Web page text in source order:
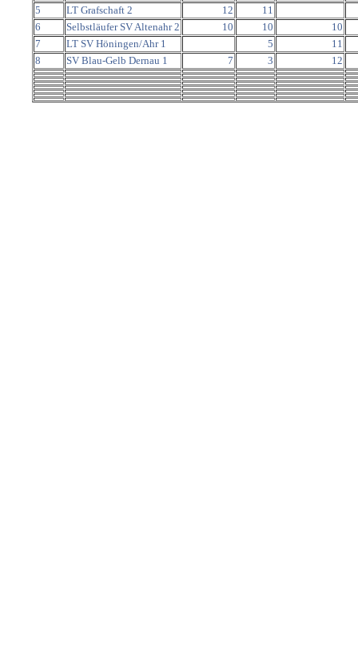
5
LT Grafschaft 2 12
11
6
Selbstläufer SV Altenahr 2 10 10
10
7
LT SV Höningen/Ahr 1 5
11
8
SV Blau-Gelb Dernau 1 7 3 12